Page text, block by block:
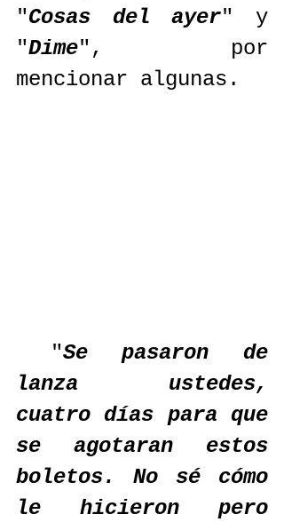
"Cosas del ayer" y
"Dime", por
mencionar algunas.
"Se pasaron de
lanza ustedes,
cuatro días para que
se agotaran estos
boletos. No sé cómo
le hicieron pero